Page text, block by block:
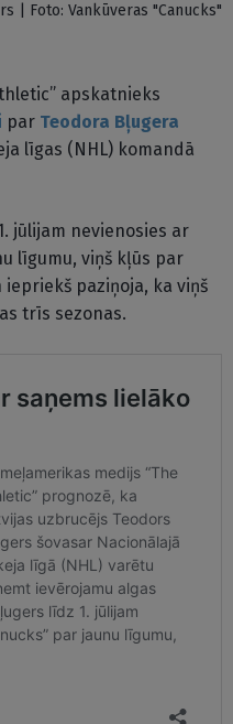
| Foto: Vankūveras "Canucks"
apskatnieks
par Teodora Bļugera
līgas (NHL) komandā
jūlijam nevienosies ar
līgumu, viņš kļūs par
paziņoja, ka viņš
trīs sezonas.